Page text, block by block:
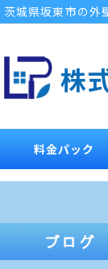
茨城県坂東市の外
株
料金パック